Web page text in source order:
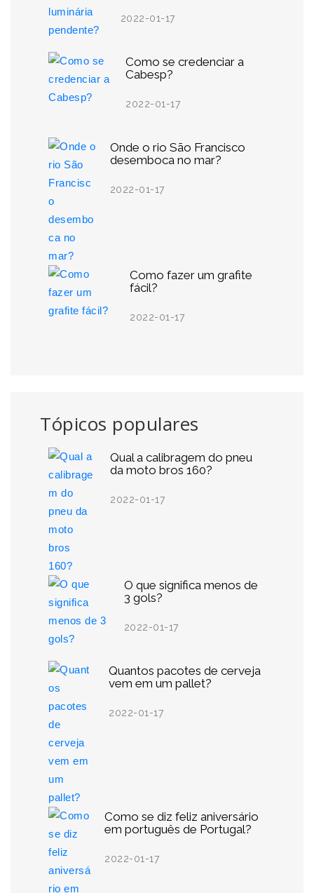
2022-01-17
Como se credenciar a
Cabesp?
2022-01-17
Onde o rio São Francisco
desemboca no mar?
2022-01-17
Como fazer um grafite
fácil?
2022-01-17
Tópicos populares
Qual a calibragem do pneu
da moto bros 160?
2022-01-17
O que significa menos de
3 gols?
2022-01-17
Quantos pacotes de cerveja
vem em um pallet?
2022-01-17
Como se diz feliz aniversário
em português de Portugal?
2022-01-17